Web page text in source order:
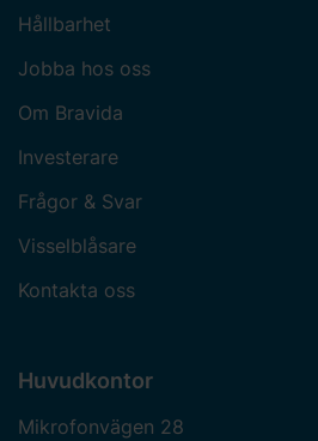
Kalix
Kalmar
Karlshamn
Karlskoga
Karlskrona - EL, VS, Kyla
Karlskrona - Tvätt & Storkök
Karlstad
Hållbarhet
Jobba hos oss
Om Bravida
Investerare
Frågor & Svar
Visselblåsare
Kontakta oss
Huvudkontor
Mikrofonvägen 28